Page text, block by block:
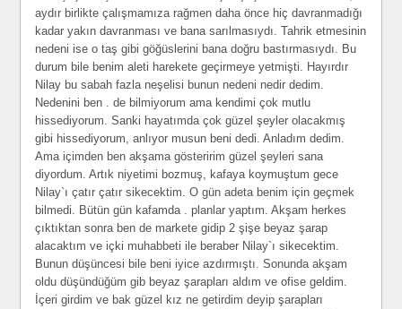
aydır birlikte çalışmamıza rağmen daha önce hiç davranmadığı
kadar yakın davranması ve bana sarılmasıydı. Tahrik etmesinin
nedeni ise o taş gibi göğüslerini bana doğru bastırmasıydı. Bu
durum bile benim aleti harekete geçirmeye yetmişti. Hayırdır
Nilay bu sabah fazla neşelisi bunun nedeni nedir dedim.
Nedenini ben . de bilmiyorum ama kendimi çok mutlu
hissediyorum. Sanki hayatımda çok güzel şeyler olacakmış
gibi hissediyorum, anlıyor musun beni dedi. Anladım dedim.
Ama içimden ben akşama gösteririm güzel şeyleri sana
diyordum. Artık niyetimi bozmuş, kafaya koymuştum gece
Nilay`ı çatır çatır sikecektim. O gün adeta benim için geçmek
bilmedi. Bütün gün kafamda . planlar yaptım. Akşam herkes
çıktıktan sonra ben de markete gidip 2 şişe beyaz şarap
alacaktım ve içki muhabbeti ile beraber Nilay`ı sikecektim.
Bunun düşüncesi bile beni iyice azdırmıştı. Sonunda akşam
oldu düşündüğüm gib beyaz şarapları aldım ve ofise geldim.
İçeri girdim ve bak güzel kız ne getirdim deyip şarapları